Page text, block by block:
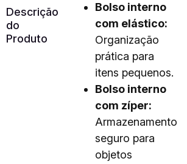
Descrição
do
Produto
Bolso interno
com elástico:
Organização
prática para
itens pequenos.
Bolso interno
com zíper:
Armazenamento
seguro para
objetos